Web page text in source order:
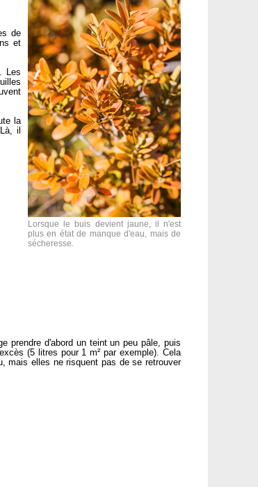
Lorsque le buis devient jaune, il n'est
plus en état de manque d'eau, mais de
sécheresse.
de
et
Les
la
il
prendre d'abord un teint un peu pâle, puis
(5 litres pour 1 m² par exemple). Cela
mais elles ne risquent pas de se retrouver